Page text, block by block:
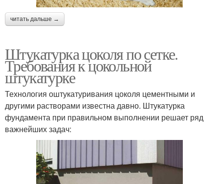
читать дальше →
Штукатурка цоколя по сетке.
Требования к цокольной
штукатурке
Технология оштукатуривания цоколя цементными и
другими растворами известна давно. Штукатурка
фундамента при правильном выполнении решает ряд
важнейших задач: